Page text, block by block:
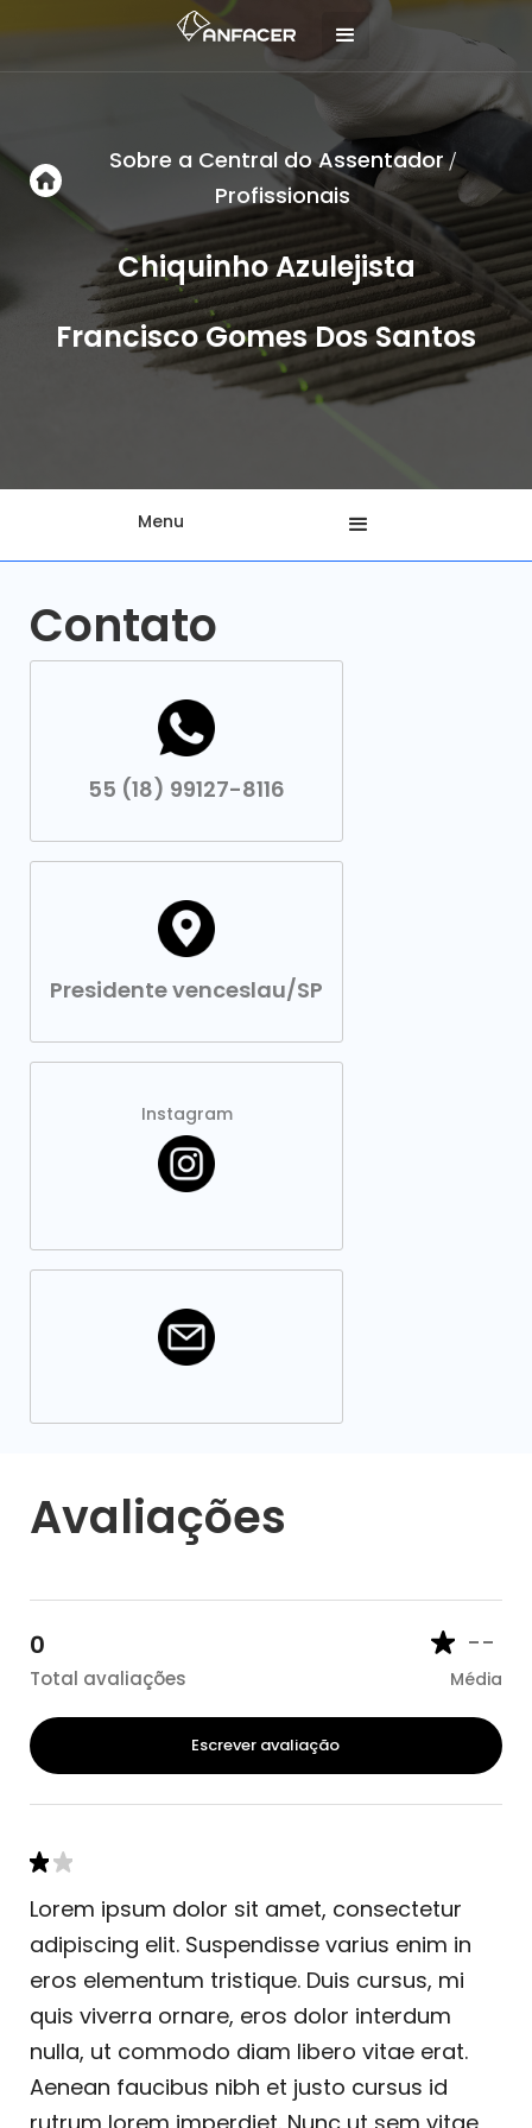
Sobre a Central do Assentador/
Profissionais
Chiquinho Azulejista
Francisco Gomes Dos Santos
Menu
Contato
55 (18) 99127-8116
Presidente venceslau/SP
Instagram
Avaliações
0
Total avaliações
--
Média
Escrever avaliação
Lorem ipsum dolor sit amet, consectetur
adipiscing elit. Suspendisse varius enim in
eros elementum tristique. Duis cursus, mi
quis viverra ornare, eros dolor interdum
nulla, ut commodo diam libero vitae erat.
Aenean faucibus nibh et justo cursus id